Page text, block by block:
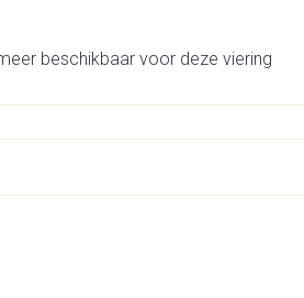
beschikbaar voor deze viering